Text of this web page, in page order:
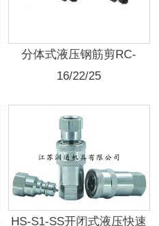
分体式液压钢筋剪RC-
16/22/25
HS-S1-SS开闭式液压快速